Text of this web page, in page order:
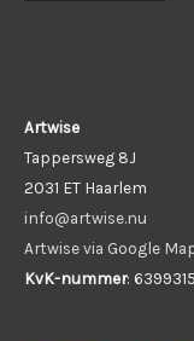
Artwise
Tappersweg 8J
2031 ET Haarlem
info@artwise.nu
Artwise via Google
KvK-nummer: